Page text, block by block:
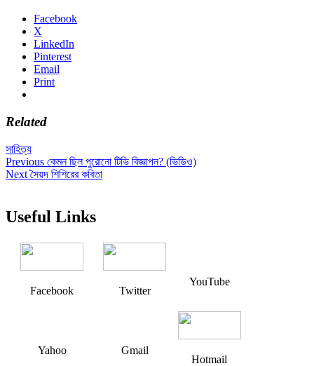
Facebook
X
LinkedIn
Pinterest
Email
Print
Related
সাহিত্য
Post
navigation
Previous Previous
post:
কেমন ছিল পুরোনো টিভি বিজ্ঞাপন? (ভিডিও)
NextNext
সৈয়দ শিশিরের কবিতা
Useful Links
Facebook Twitter
YouTube
Yahoo Gmail
Hotmail